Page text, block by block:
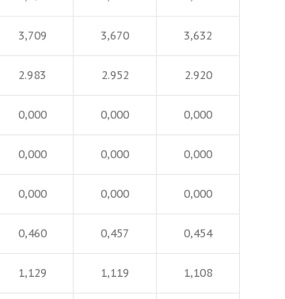
3,709 3,670 3,632
2.983 2.952 2.920
0,000 0,000 0,000
0,000 0,000 0,000
0,000 0,000 0,000
0,460 0,457 0,454
1,129 1,119 1,108